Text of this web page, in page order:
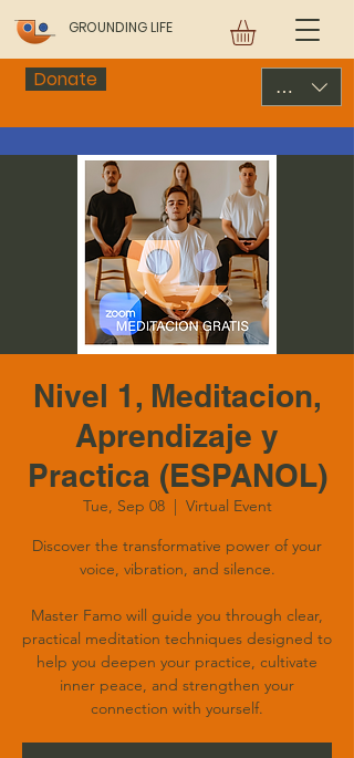
GROUNDING LIFE
Donate USD ($)
Nivel 1, Meditacion,
Aprendizaje y
Practica (ESPANOL)
Tue, Sep 08
  |
Virtual Event
Discover the transformative power of your
voice, vibration, and silence.
Master Famo will guide you through clear,
practical meditation techniques designed to
help you deepen your practice, cultivate
inner peace, and strengthen your
connection with yourself.